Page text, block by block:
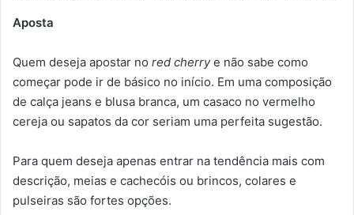
Aposta
Quem deseja apostar no red cherrye não sabe como
começar pode ir de básico no início. Em uma composição
de calça jeans e blusa branca, um casaco no vermelho
cereja ou sapatos da cor seriam uma perfeita sugestão.
Para quem deseja apenas entrar na tendência mais com
descrição, meias e cachecóis ou brincos, colares e
pulseiras são fortes opções.